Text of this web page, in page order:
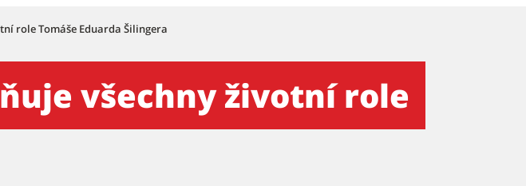
role Tomáše Eduarda Šilingera
role Tomáše Eduarda Šilingera
všechny životní role